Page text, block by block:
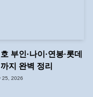
부인·나이·연봉·롯데
지 완벽 정리
25, 2026